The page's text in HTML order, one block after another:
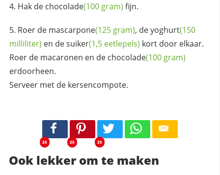
Hak de chocolade(100 gram) fijn.
Roer de mascarpone(125 gram), deyoghurt(150
milliliter) en desuiker(1,5 eetlepels) kort door elkaar.
Roer de macaronen en de chocolade(100 gram)
erdoorheen.
Serveer met de kersencompote.
25 25 25
Ook lekker om te maken